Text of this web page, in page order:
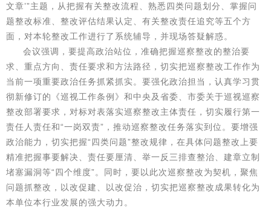
文章’”主题，从把握有关整改流程、熟悉四类问题划分、掌握问
题整改标准、整改评估结果认定、有关整改责任追究等五个方
面，对本轮整改工作进行了系统辅导，并现场答疑解惑。
会议强调，要提高政治站位，准确把握巡察整改的整治要
求、重点方向、责任要求和方法路径，切实把巡察整改工作作为
当前一项重要政治任务抓紧抓实。要强化政治担当，认真学习贯
彻新修订的《巡视工作条例》和中央及省委、市委关于巡视巡察
整改部署要求，对标对表落实巡察整改主体责任，切实履行第一
责任人责任和“一岗双责”，推动巡察整改任务落实到位。要增强
政治能力，切实把握“四类问题”整改规律，在具体问题整改上要
精准把握事要解决、责任要厘清、举一反三排查整治、建章立制
堵塞漏洞等“四个维度”。同时，要以此次巡察整改为契机，聚焦
问题抓整改，以改促建、以改促治，切实把巡察整改成果转化为
本单位本行业发展的强大动力。